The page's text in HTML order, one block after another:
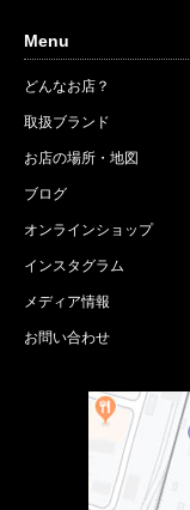
Menu
どんなお店？
取扱ブランド
お店の場所・地図
ブログ
オンラインショップ
インスタグラム
メディア情報
お問い合わせ